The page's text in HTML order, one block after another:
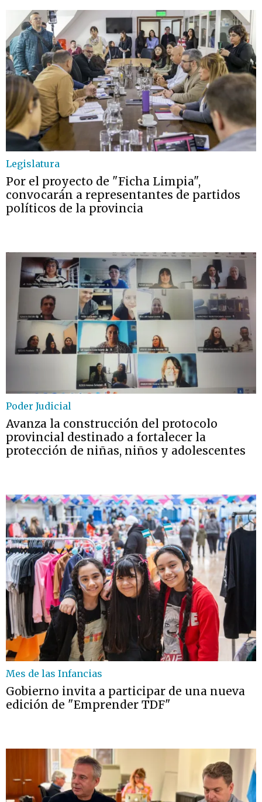
Legislatura
Por el proyecto de "Ficha Limpia",
convocarán a representantes de partidos
políticos de la provincia
Poder Judicial
Avanza la construcción del protocolo
provincial destinado a fortalecer la
protección de niñas, niños y adolescentes
Mes de las Infancias
Gobierno invita a participar de una nueva
edición de "Emprender TDF"